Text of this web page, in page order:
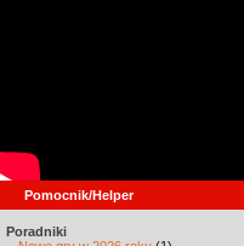
Pomocnik/Helper
Poradniki